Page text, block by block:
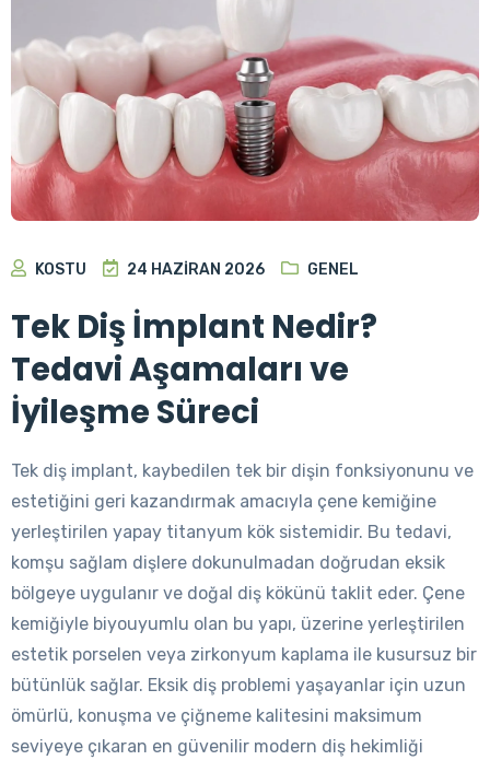
KOSTU 24 HAZIRAN 2026 GENEL
Tek Diş İmplant Nedir?
Tedavi Aşamaları ve
İyileşme Süreci
Tek diş implant, kaybedilen tek bir dişin fonksiyonunu ve
estetiğini geri kazandırmak amacıyla çene kemiğine
yerleştirilen yapay titanyum kök sistemidir. Bu tedavi,
komşu sağlam dişlere dokunulmadan doğrudan eksik
bölgeye uygulanır ve doğal diş kökünü taklit eder. Çene
kemiğiyle biyouyumlu olan bu yapı, üzerine yerleştirilen
estetik porselen veya zirkonyum kaplama ile kusursuz bir
bütünlük sağlar. Eksik diş problemi yaşayanlar için uzun
ömürlü, konuşma ve çiğneme kalitesini maksimum
seviyeye çıkaran en güvenilir modern diş hekimliği